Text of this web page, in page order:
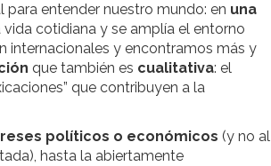
para entender nuestro mundo: en una
cotidiana y se amplía el entorno
internacionales y encontramos más y
que también es cualitativa: el
que contribuyen a la
políticos o económicos (y no al
hasta la abiertamente